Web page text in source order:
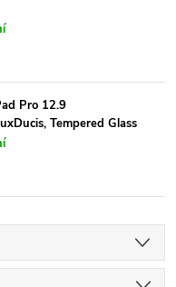
Pro 12.9
Tempered Glass